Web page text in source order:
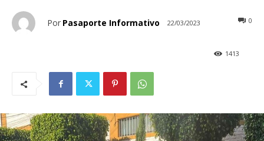
Por Pasaporte Informativo 22/03/2023 0
1413